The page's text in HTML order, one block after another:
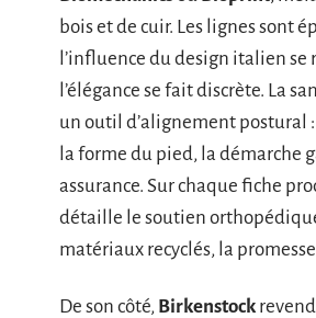
bois et de cuir. Les lignes sont
l’influence du design italien se
l’élégance se fait discrète. La
un outil d’alignement postural
la forme du pied, la démarche
assurance. Sur chaque fiche
détaille le soutien
matériaux recyclés, la
De son côté, Birkenstock